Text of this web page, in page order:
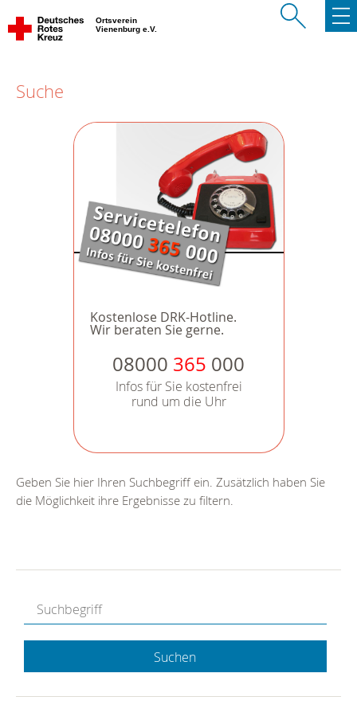
Ortsverein
Vienenburg e.V.
Suche
Kostenlose DRK-Hotline.
Wir beraten Sie gerne.
08000 365 000
Infos für Sie kostenfrei
rund um die Uhr
Geben Sie hier Ihren Suchbegriff ein. Zusätzlich haben Sie
die Möglichkeit ihre Ergebnisse zu filtern.
Suchen